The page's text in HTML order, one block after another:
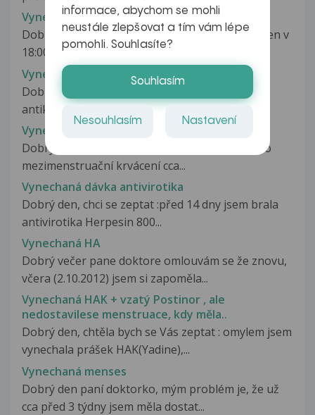
Vynechana antikoncepce osmy den
Dobry den,pritelkyne si zapomnela vzit osmy den v
18:00 antikoncepci,druhy...
Vynechaná antikoncepční pilulka
Dobrý den, chtěla bych se zeptat. Brala jsem
antikoncepci pravidelně, ale v...
Vynechaná antikoncepční tablety
Dobrý den, asi dva měsíce zpět se u mě objevilo
mezimenstruační krvácení cca...
Vynechaná dávka antivirotika
Dobrý den, chci se zeptat :před 14 dny jsem brala
antivirotika Herpesin 800...
Vynechaná HA
Dobrý večer pane doktore omlouvám se že znovu,
včera (2.10.2012) jsem si zapoměla...
Vynechaná HAK + vzatý Postinor , ale
nedostavilese menstruace, kdy měla..
Dobrý den, chtěla bych se Vás zeptat : omylem jsem
vynechala prášek HAK(Yadine),...
Vynechaná menses
Dobrý den paní doktorko, mým problém je, že už
cca před 3 týdny jsem měla dostat...
informace, abychom se mohli
neustále zlepšovat a tím vám lépe
pomohli. Souhlasíte?
Souhlasím
Nesouhlasím Nastavení